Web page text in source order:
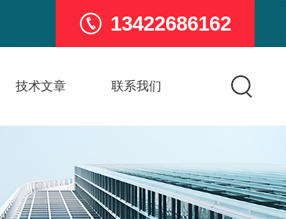
13422686162
技术文章 联系我们